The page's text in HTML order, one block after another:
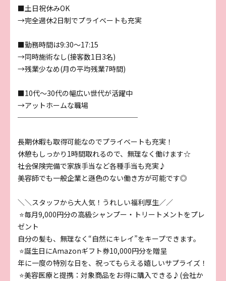
■土日祝休みOK
→完全週休2日制でプライベートも充実
■勤務時間は9:30～17:15
→同時施術なし(接客数1日3名)
→残業少なめ(月の平均残業7時間)
■10代～30代の幅広い世代が活躍中
→アットホームな職場
─────────────────
長期休暇も取得可能なのでプライベートも充実！
休憩もしっかり1時間取れるので、無理なく働けます☆
社会保険完備で家族手当など各種手当も充実♪
美容師でも一般企業と遜色のない働き方が可能です◎
＼＼スタッフから大人気！うれしい福利厚生／／
⭐毎月9,000円分の高級シャンプー・トリートメントをプレ
ゼント
自分の髪も、無理なく“自然にキレイ”をキープできます。
⭐誕生日にAmazonギフト券10,000円分を贈呈
年に一度の特別な日を、祝ってもらえる嬉しいサプライズ！
⭐美容医療と提携：対象商品をお得に購入できる♪(会社か